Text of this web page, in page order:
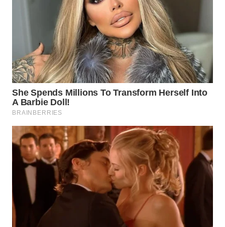
NEWS
WAHANA
TANI
WAHANA
WAHANA
INFRASTRUKTUR
WAHANA
KONSUMEN
WAHANA